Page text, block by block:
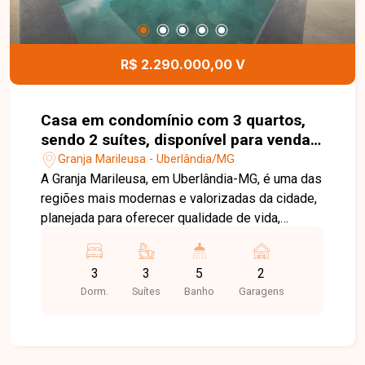
R$ 2.290.000,00 V
Casa em condomínio com 3 quartos,
sendo 2 suítes, disponível para venda
no bairro Granja Marileusa, em
Uberlândia-MG.
Granja Marileusa - Uberlândia/MG
A Granja Marileusa, em Uberlândia-MG, é uma das
regiões mais modernas e valorizadas da cidade,
planejada para oferecer qualidade de vida,
comércios, serviços e principais vias. Casa térrea
localizada no Condomínio Alphaville 1, com 213
m² de área construída em terreno de 456 m².
3
Dorm.
3
Suítes
5
Banho
2
Garagens